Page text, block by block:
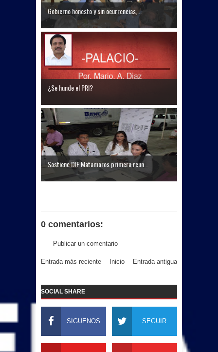
Gobierno honesto y sin ocurrencias,...
¿Se hunde el PRI?
Sostiene DIF Matamoros primera reun...
0 comentarios:
Publicar un comentario
Entrada más reciente Entrada antigua
Inicio
SOCIAL SHARE
SIGUENOS SEGUIR